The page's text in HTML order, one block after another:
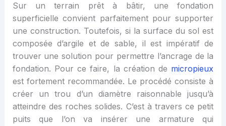
Sur un terrain prêt à bâtir, une fondation
superficielle convient parfaitement pour supporter
une construction. Toutefois, si la surface du sol est
composée d’argile et de sable, il est impératif de
trouver une solution pour permettre l’ancrage de la
fondation. Pour ce faire, la création de micropieux
est fortement recommandée. Le procédé consiste à
créer un trou d’un diamètre raisonnable jusqu’à
atteindre des roches solides. C’est à travers ce petit
puits que l’on va insérer une armature qui